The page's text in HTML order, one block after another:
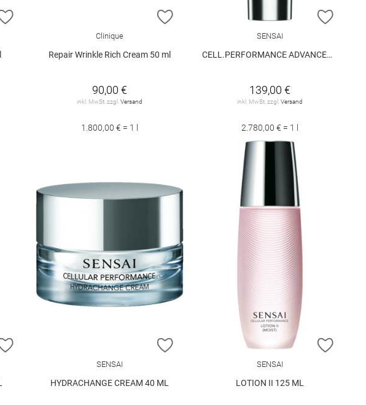
ZUR WUNSCHLISTE HINZUFÜGEN ZUR WUNSCHLISTE HINZUFÜGEN
Clinique
Repair Wrinkle Rich Cream 50 ml
90,00 €
inkl. MwSt. zzgl.Versand
1.800,00 € = 1 l
ZUR
SENSAI
CELL.PERFORMANCE ADVANCED DAY CREAM
139,00 €
inkl. MwSt. zzgl.Versand
2.780,00 € = 1 l
ZUR WUNSCHLISTE HINZUFÜGEN ZUR WUNSCHLISTE HINZUFÜGEN
SENSAI
HYDRACHANGE CREAM 40 ML
ZUR
SENSAI
LOTION II 125 ML